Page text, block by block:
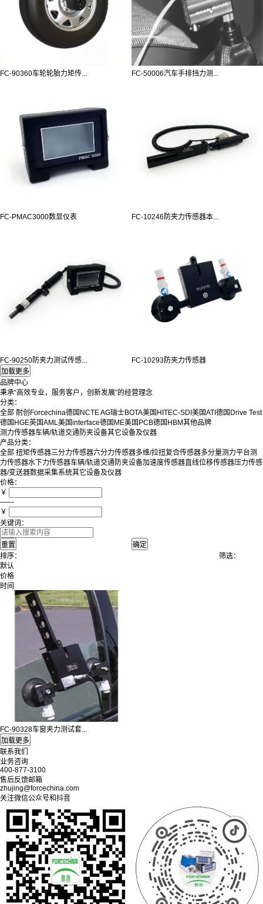
FC-90360车轮轮胎力矩传... FC-50006汽车手排挡力测...
FC-PMAC3000数显仪表 FC-10246防夹力传感器本...
FC-90250防夹力测试传感... FC-10293防夹力传感器
品牌中心
秉承“高效专业，服务客户，创新发展”的经营理念
分类：
全部 耐创Forcechina德国NCTE AG瑞士BOTA美国HITEC-SDI 美国ATI 德国Drive Test
德国HGE英国AML美国interface德国ME美国PCB德国HBM其他品牌
测力传感器车辆/轨道交通防夹设备其它设备及仪器
产品分类：
全部 扭矩传感器三分力传感器六分力传感器多维/拉扭复合传感器多分量测力平台测
力传感器水下力传感器车辆/轨道交通防夹设备加速度传感器直线位移传感器压力传感
器/变送器数据采集系统其它设备及仪器
价格：
￥
——
￥
关键词：
排序：
默认
价格
时间
筛选：
FC-90328车窗夹力测试套...
联系我们
业务咨询
400-877-3100
售后反馈邮箱
zhujing@forcechina.com
关注微信公众号和抖音